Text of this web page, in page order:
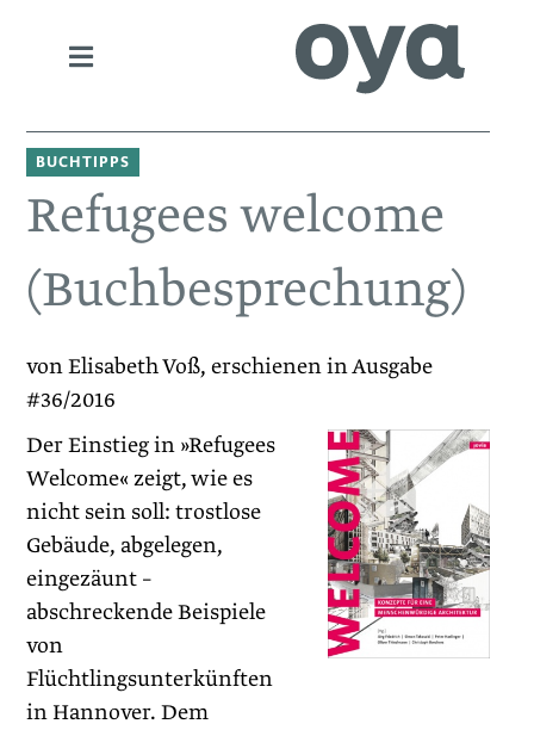
BUCHTIPPS
Refugees welcome
(Buchbesprechung)
von Elisabeth Voß, erschienen in Ausgabe
#36/2016
Der Einstieg in »Refugees
Welcome« zeigt, wie es
nicht sein soll: trostlose
Gebäude, abgelegen,
eingezäunt –
abschreckende Beispiele
von
Flüchtlingsunterkünften
in Hannover. Dem